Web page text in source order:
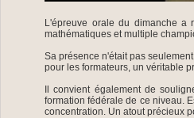
L'épreuve orale du dimanche
mathématiques et multiple
Sa présence n'était pas
pour les formateurs, un véritable
Il convient également de
formation fédérale de ce niveau.
concentration. Un atout précieux